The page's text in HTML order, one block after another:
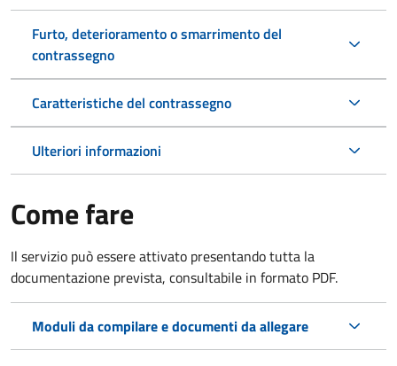
Furto, deterioramento o smarrimento del
contrassegno
Caratteristiche del contrassegno
Ulteriori informazioni
Come fare
Il servizio può essere attivato presentando tutta la
documentazione prevista, consultabile in formato PDF.
Moduli da compilare e documenti da allegare